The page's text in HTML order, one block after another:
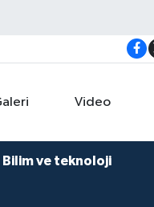
Video
Bilim ve teknoloji